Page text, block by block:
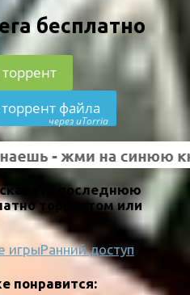
бесплатно
файла
через uTorria
последнюю
торрентом или
игрыРанний доступ
понравится: